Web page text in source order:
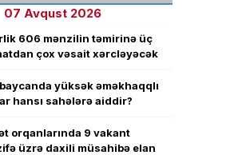
07 Avqust 2026
606 mənzilin təmirinə üç
çox vəsait xərcləyəcək
yüksək əməkhaqqlı
hansı sahələrə aiddir?
orqanlarında 9 vakant
üzrə daxili müsahibə elan